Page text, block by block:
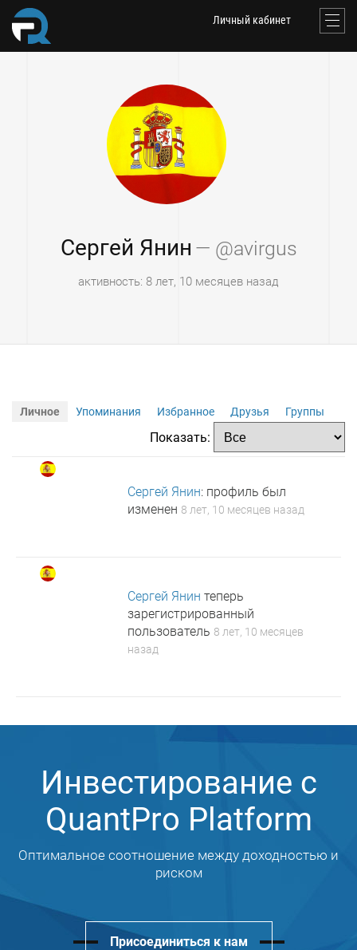
Личный кабинет
Сергей Янин — @avirgus
активность: 8 лет, 10 месяцев назад
Личное Упоминания Избранное Друзья Группы
Показать:
Сергей Янин: профиль был
изменен 8 лет, 10 месяцев назад
Сергей Янин теперь
зарегистрированный
пользователь 8 лет, 10 месяцев
назад
Инвестирование с
QuantPro Platform
Оптимальное соотношение между доходностью и
риском
Присоединиться к нам